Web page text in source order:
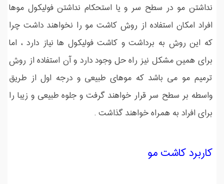
نداشتن مو در سطح سر و یا استحکام نداشتن فولیکول موها
افراد امکان استفاده از روش کاشت مو را نخواهند داشت چرا
که این روش به برداشت و کاشت فولیکول ها نیاز دارد ، اما
برای همین مشکل نیز راه حل وجود دارد و آن استفاده از روش
ترمیم مو می باشد که موهای طبیعی و درجه اول از طریق
واسطه بر سطح سر قرار خواهند گرفت و جلوه طبیعی و زیبا را
برای افراد به همراه خواهند گذاشت .
کاربرد کاشت مو